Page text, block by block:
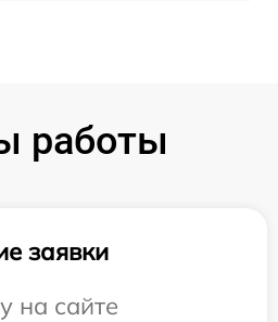
работы
заявки
на сайте